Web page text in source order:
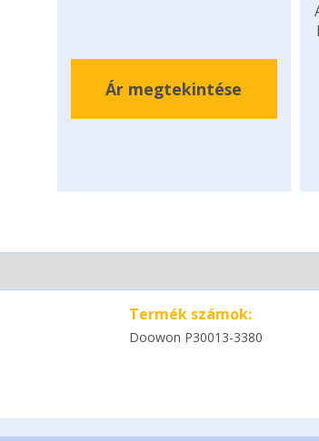
Ár megtekintése
Termék számok:
Doowon P30013-3380